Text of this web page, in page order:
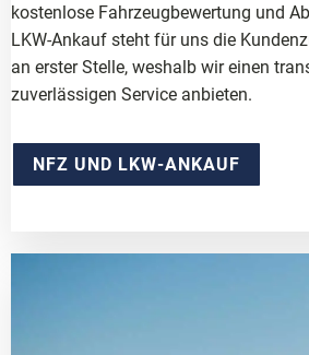
kostenlose Fahrzeugbewertung und
LKW-Ankauf steht für uns die
an erster Stelle, weshalb wir einen
zuverlässigen Service anbieten.
NFZ UND LKW-ANKAUF